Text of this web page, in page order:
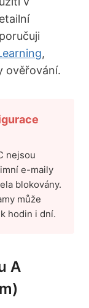
,
ověřování.
nejsou
e-maily
blokovány.
může
hodin i dní.
A